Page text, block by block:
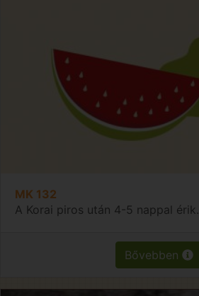
MK 132
A Korai piros után 4-5 nappal érik.
Bővebben